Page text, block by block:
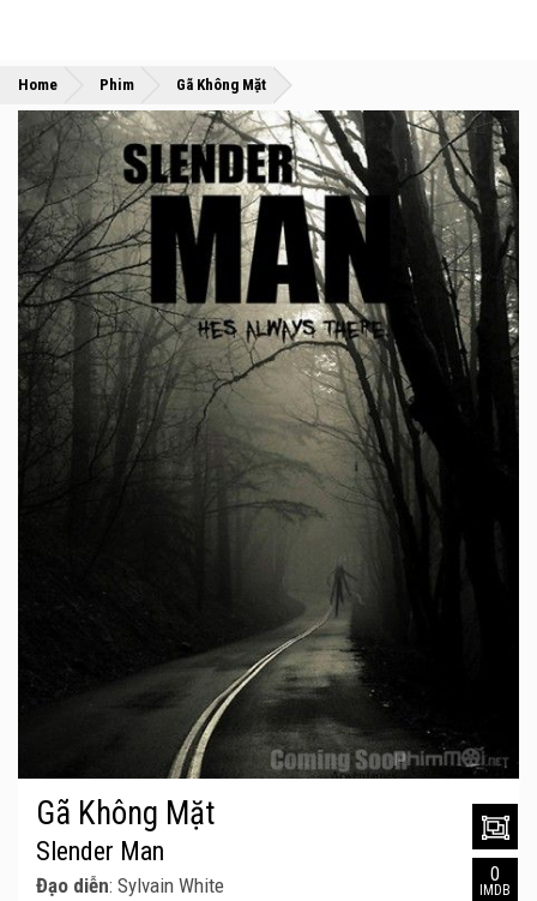
Home »
Phim »
Gã Không Mặt
Gã Không Mặt
Slender Man
Đạo diễn: Sylvain White
0
IMDB